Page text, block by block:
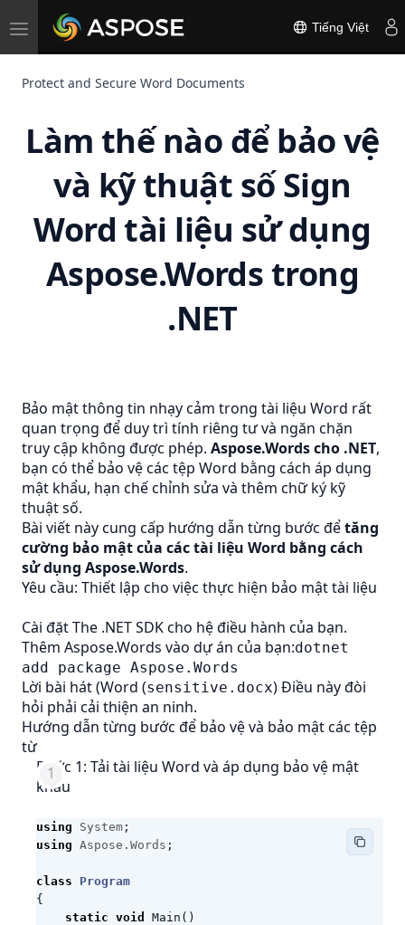
Toggle
navigation
Tiếng Việt
Protect and Secure Word Documents
Làm thế nào để bảo vệ
và kỹ thuật số Sign
Word tài liệu sử dụng
Aspose.Words trong
.NET
Bảo mật thông tin nhạy cảm trong tài liệu Word rất
quan trọng để duy trì tính riêng tư và ngăn chặn
truy cập không được phép. Aspose.Words cho .NET,
bạn có thể bảo vệ các tệp Word bằng cách áp dụng
mật khẩu, hạn chế chỉnh sửa và thêm chữ ký kỹ
thuật số.
Bài viết này cung cấp hướng dẫn từng bước đểtăng
cường bảo mật của các tài liệu Word bằng cách
sử dụng Aspose.Words.
Yêu cầu: Thiết lập cho việc thực hiện bảo mật tài liệu
Cài đặt The .NET SDKcho hệ điều hành của bạn.
Thêm Aspose.Words vào dự án của bạn:dotnet
add package Aspose.Words
Lời bài hát (Word (sensitive.docx) Điều này đòi
hỏi phải cải thiện an ninh.
Hướng dẫn từng bước để bảo vệ và bảo mật các tệp
từ
Bước 1: Tải tài liệu Word và áp dụng bảo vệ mật
khẩu
using System ;
using Aspose.Words ;
class
Program
{
static void Main ()